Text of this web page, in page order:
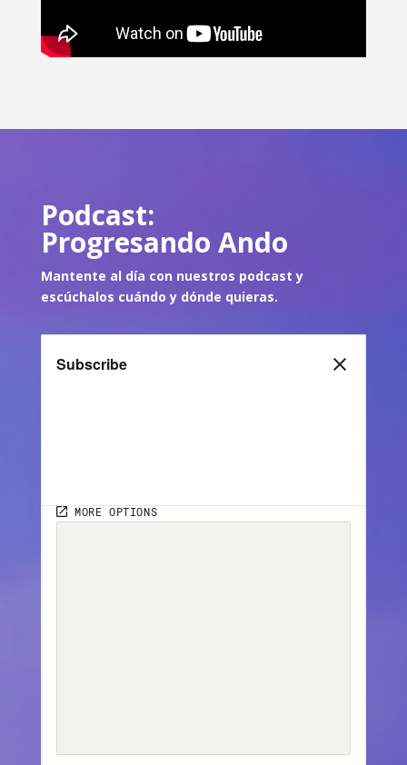
Podcast:
Progresando Ando
Mantente al día con nuestros podcast y
escúchalos cuándo y dónde quieras.